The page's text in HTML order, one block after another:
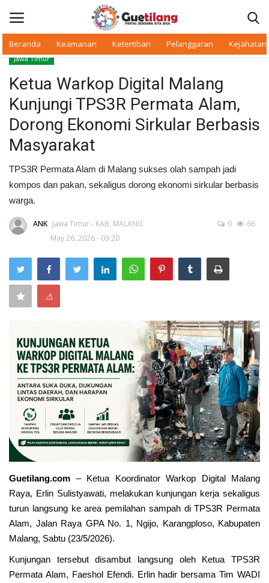
Beranda Keamanan Ketertiban Pelanggaran Kejahatan
Beranda
Daerah
Makan Bergizi
Warkop Digital
Pelanggaran
Ketertiban
Keamanan
Cybers Event
UMKM & Ekonomi Kreatif
Pekerja Migran Indonesia
Ekonomi
Pendidikan
Informasi Journalism
Olahraga
Kesehatan
Jawa Timur
Ketua Warkop Digital Malang
Kunjungi TPS3R Permata Alam,
Dorong Ekonomi Sirkular Berbasis
Masyarakat
TPS3R Permata Alam di Malang sukses olah sampah jadi
kompos dan pakan, sekaligus dorong ekonomi sirkular berbasis
warga.
ANK Jawa Timur - KAB. MALANG
May 26, 2026 - 09:20
0 66
⚠
Guetilang.com – Ketua Koordinator Warkop Digital Malang
Raya, Erlin Sulistyawati, melakukan kunjungan kerja sekaligus
turun langsung ke area pemilahan sampah diTPS3R Permata
Alam, Jalan Raya GPA No. 1, Ngijo, Karangploso, Kabupaten
Malang, Sabtu (23/5/2026).
Kunjungan tersebut disambut langsung oleh Ketua TPS3R
Permata Alam, Faeshol Efendi. Erlin hadir bersama Tim WADI